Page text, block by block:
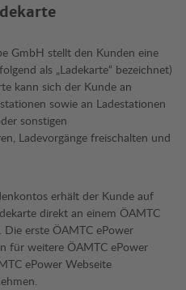
GmbH stellt den Kunden eine
als „Ladekarte“ bezeichnet)
kann sich der Kunde an
sowie an Ladestationen
sonstigen
Ladevorgänge freischalten und
erhält der Kunde auf
direkt an einem ÖAMTC
erste ÖAMTC ePower
für weitere ÖAMTC ePower
ePower Webseite